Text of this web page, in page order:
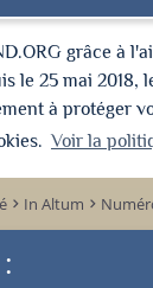
grâce à
le 25 mai 2018,
à protéger
Voir la
keyboard_arrow_right In Altum keyboard_arrow_right